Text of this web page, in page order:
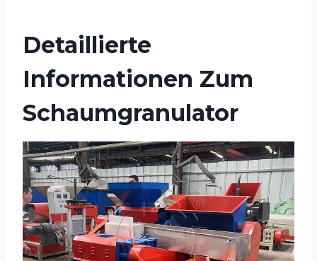
Detaillierte
Informationen Zum
Schaumgranulator